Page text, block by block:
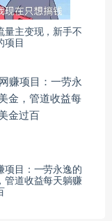
量主变现，新手不
项目
项目：一劳永逸的
管道收益每天躺赚